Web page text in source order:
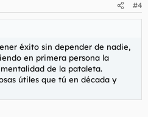
#4
éxito sin depender de nadie,
en primera persona la
de la pataleta.
útiles que tú en década y